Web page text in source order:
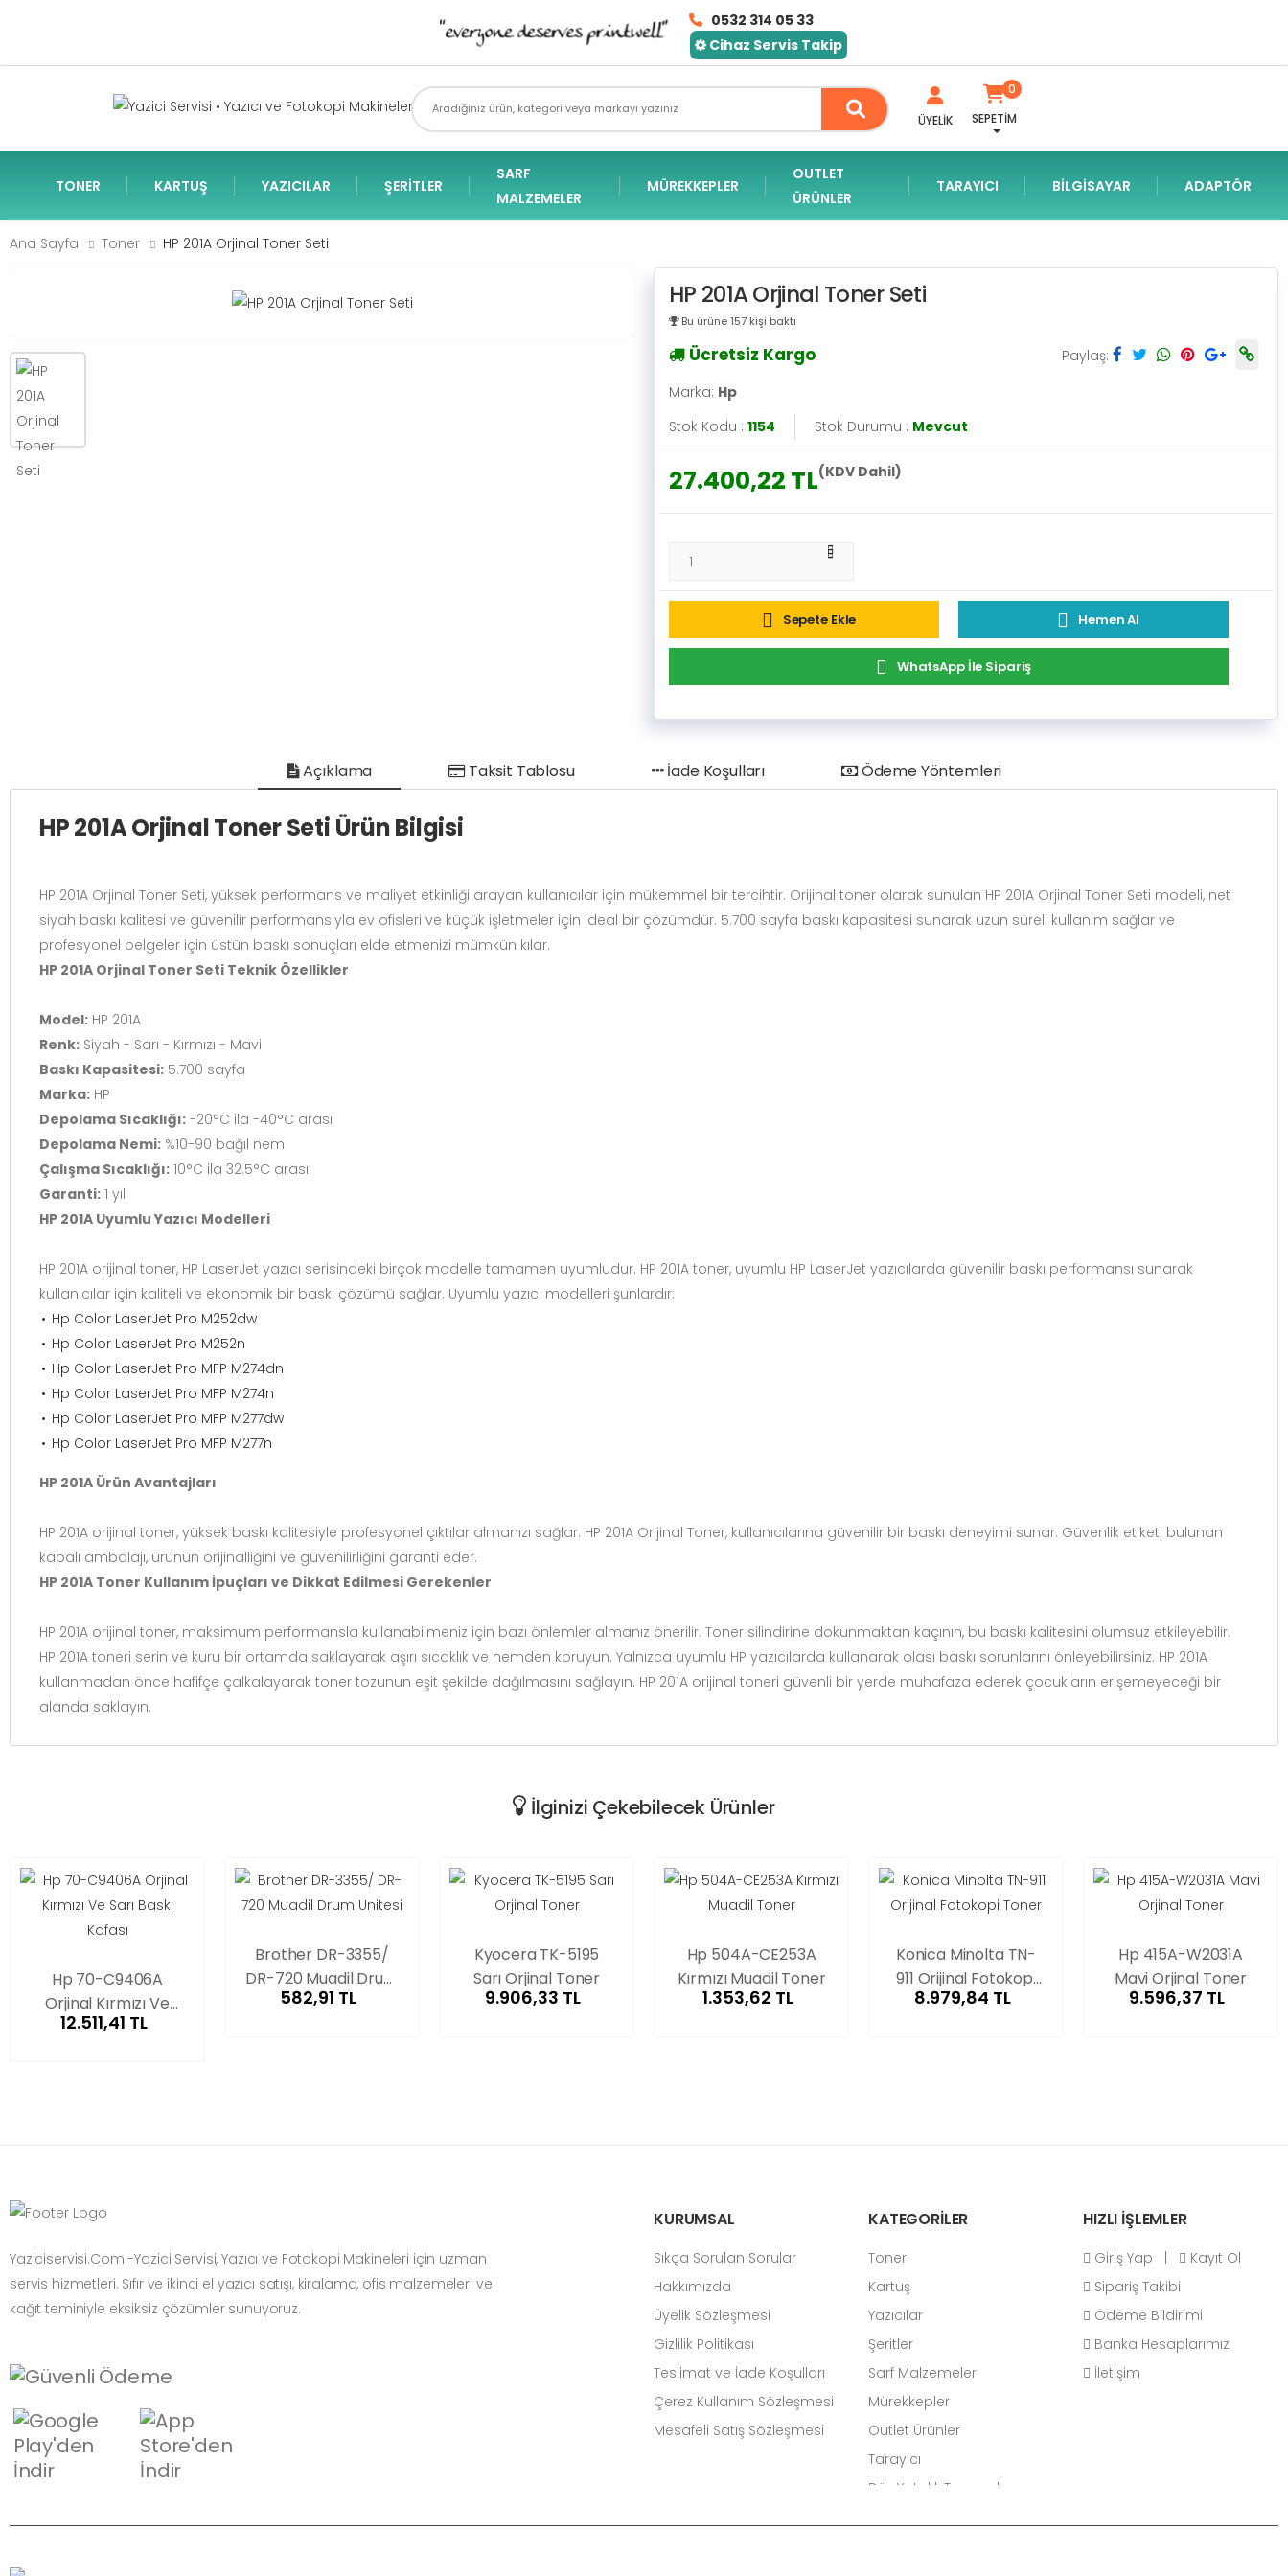
0532 314 05 33
Cihaz Servis Takip
ÜYELİK SEPETİM
0
TONER KARTUŞ YAZICILAR ŞERITLER
SARF
MALZEMELER
MÜREKKEPLER
OUTLET
ÜRÜNLER
TARAYICI BILGISAYAR ADAPTÖR
Ana Sayfa Toner HP 201A Orjinal Toner Seti
HP 201A Orjinal Toner Seti
Bu ürüne 157 kişi baktı
Ücretsiz Kargo
Paylaş:
Marka: Hp
Stok Kodu : 1154 Stok Durumu : Mevcut
27.400,22 TL(KDV Dahil)
Sepete Ekle Hemen Al
WhatsApp İle Sipariş
Açıklama Taksit Tablosu İade Koşulları Ödeme Yöntemleri
HP 201A Orjinal Toner Seti Ürün Bilgisi
HP 201A Orjinal Toner Seti, yüksek performans ve maliyet etkinliği arayan kullanıcılar için mükemmel bir tercihtir. Orijinal toner olarak sunulan HP 201A Orjinal Toner Seti modeli, net
siyah baskı kalitesi ve güvenilir performansıyla ev ofisleri ve küçük işletmeler için ideal bir çözümdür. 5.700 sayfa baskı kapasitesi sunarak uzun süreli kullanım sağlar ve
profesyonel belgeler için üstün baskı sonuçları elde etmenizi mümkün kılar.
HP 201A Orjinal Toner Seti Teknik Özellikler
Model: HP 201A
Renk: Siyah - Sarı - Kırmızı - Mavi
Baskı Kapasitesi: 5.700 sayfa
Marka: HP
Depolama Sıcaklığı: -20°C ila -40°C arası
Depolama Nemi: %10-90 bağıl nem
Çalışma Sıcaklığı: 10°C ila 32.5°C arası
Garanti: 1 yıl
HP 201A Uyumlu Yazıcı Modelleri
HP 201A orijinal toner, HP LaserJet yazıcı serisindeki birçok modelle tamamen uyumludur. HP 201A toner, uyumlu HP LaserJet yazıcılarda güvenilir baskı performansı sunarak
kullanıcılar için kaliteli ve ekonomik bir baskı çözümü sağlar. Uyumlu yazıcı modelleri şunlardır:
Hp Color LaserJet Pro M252dw
Hp Color LaserJet Pro M252n
Hp Color LaserJet Pro MFP M274dn
Hp Color LaserJet Pro MFP M274n
Hp Color LaserJet Pro MFP M277dw
Hp Color LaserJet Pro MFP M277n
HP 201A Ürün Avantajları
HP 201A orijinal toner, yüksek baskı kalitesiyle profesyonel çıktılar almanızı sağlar. HP 201A Orijinal Toner, kullanıcılarına güvenilir bir baskı deneyimi sunar. Güvenlik etiketi bulunan
kapalı ambalajı, ürünün orijinalliğini ve güvenilirliğini garanti eder.
HP 201A Toner Kullanım İpuçları ve Dikkat Edilmesi Gerekenler
HP 201A orijinal toner, maksimum performansla kullanabilmeniz için bazı önlemler almanız önerilir. Toner silindirine dokunmaktan kaçının, bu baskı kalitesini olumsuz etkileyebilir.
HP 201A toneri serin ve kuru bir ortamda saklayarak aşırı sıcaklık ve nemden koruyun. Yalnızca uyumlu HP yazıcılarda kullanarak olası baskı sorunlarını önleyebilirsiniz. HP 201A
kullanmadan önce hafifçe çalkalayarak toner tozunun eşit şekilde dağılmasını sağlayın. HP 201A orijinal toneri güvenli bir yerde muhafaza ederek çocukların erişemeyeceği bir
alanda saklayın.
İlginizi Çekebilecek Ürünler
Hp 70-C9406A
Orjinal Kırmızı Ve
Sarı Baskı Kafası
12.511,41 TL
Brother DR-3355/
DR-720 Muadil Drum
Unitesi
582,91 TL
Kyocera TK-5195
Sarı Orjinal Toner
9.906,33 TL
Hp 504A-CE253A
Kırmızı Muadil Toner
1.353,62 TL
Konica Minolta TN-
911 Orijinal Fotokopi
Toner
8.979,84 TL
Hp 415A-W2031A
Mavi Orjinal Toner
9.596,37 TL
Yaziciservisi.Com -Yazici Servisi, Yazıcı ve Fotokopi Makineleri için uzman
servis hizmetleri. Sıfır ve ikinci el yazıcı satışı, kiralama, ofis malzemeleri ve
kağıt teminiyle eksiksiz çözümler sunuyoruz.
KURUMSAL
Sıkça Sorulan Sorular
Hakkımızda
Üyelik Sözleşmesi
Gizlilik Politikası
Teslimat ve İade Koşulları
Çerez Kullanım Sözleşmesi
Mesafeli Satış Sözleşmesi
KATEGORİLER
Toner
Kartuş
Yazıcılar
Şeritler
Sarf Malzemeler
Mürekkepler
Outlet Ürünler
Tarayıcı
Düz Yataklı Tarayıcılar
HIZLI İŞLEMLER
Giriş Yap
Kayıt Ol
Sipariş Takibi
Ödeme Bildirimi
Banka Hesaplarımız
İletişim